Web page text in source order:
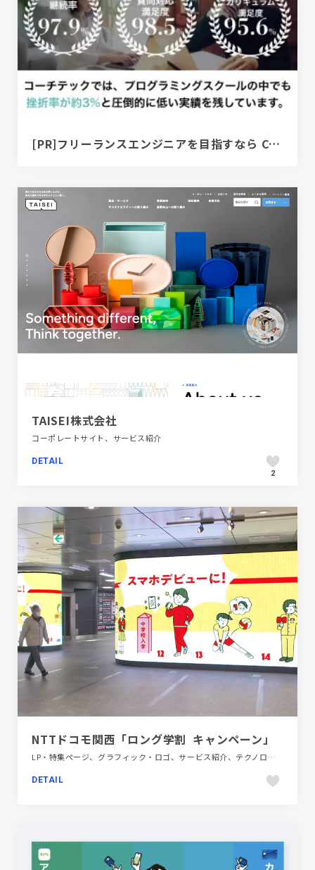
[PR]フリーランスエンジニアを目指すなら COACHTECH | プログラミングスクール
TAISEI株式会社
コーポレートサイト、サービス紹介
DETAIL
2
NTTドコモ関西「ロング学割 キャンペーン」
LP・特集ページ、グラフィック・ロゴ、サービス紹介、テクノロジー・サイエンス
DETAIL